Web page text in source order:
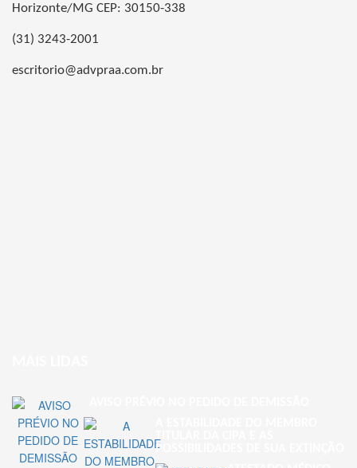
Horizonte/MG CEP: 30150-338
(31) 3243-2001
escritorio@advpraa.com.br
POSSIBILIDADES DE SUA EXTINÇÃO